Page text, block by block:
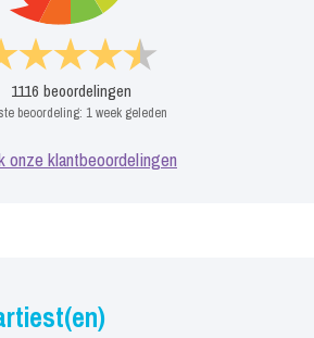
1116 beoordelingen
beoordeling: 1 week geleden
onze klantbeoordelingen